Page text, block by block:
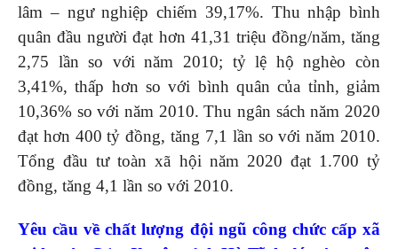
lâm – ngư nghiệp chiếm 39,17%. Thu nhập bình
quân đầu người đạt hơn 41,31 triệu đồng/năm, tăng
2,75 lần so với năm 2010; tỷ lệ hộ nghèo còn
3,41%, thấp hơn so với bình quân của tỉnh, giảm
10,36% so với năm 2010. Thu ngân sách năm 2020
đạt hơn 400 tỷ đồng, tăng 7,1 lần so với năm 2010.
Tổng đầu tư toàn xã hội năm 2020 đạt 1.700 tỷ
đồng, tăng 4,1 lần so với 2010.
Yêu cầu về chất lượng đội ngũ công chức cấp xã